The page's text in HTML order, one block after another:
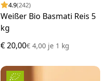
4.9(242)
Weißer Bio Basmati Reis 5
kg
€ 20,00€ 4,00 je 1 kg